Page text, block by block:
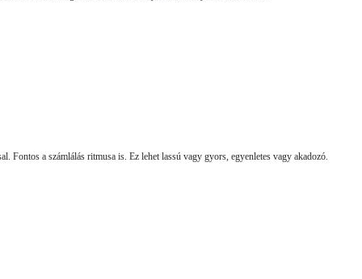
a számlálás ritmusa is. Ez lehet lassú vagy gyors, egyenletes vagy akadozó.